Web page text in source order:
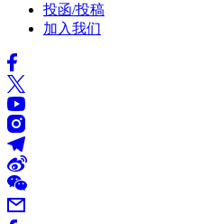
投函/投稿
加入我们